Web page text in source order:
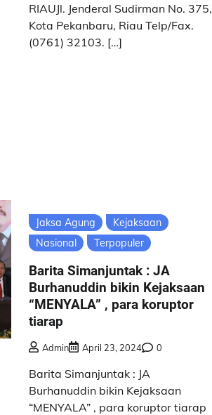
RIAUJl. Jenderal Sudirman No. 375,
Kota Pekanbaru, Riau Telp/Fax.
(0761) 32103. […]
Jaksa Agung
Kejaksaan
Nasional
Terpopuler
Barita Simanjuntak : JA
Burhanuddin bikin Kejaksaan
“MENYALA” , para koruptor
tiarap
Admin April 23, 2024 0
Barita Simanjuntak : JA
Burhanuddin bikin Kejaksaan
“MENYALA” , para koruptor tiarap